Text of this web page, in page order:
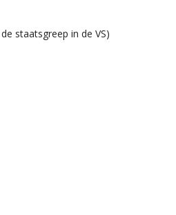
staatsgreep in de VS)